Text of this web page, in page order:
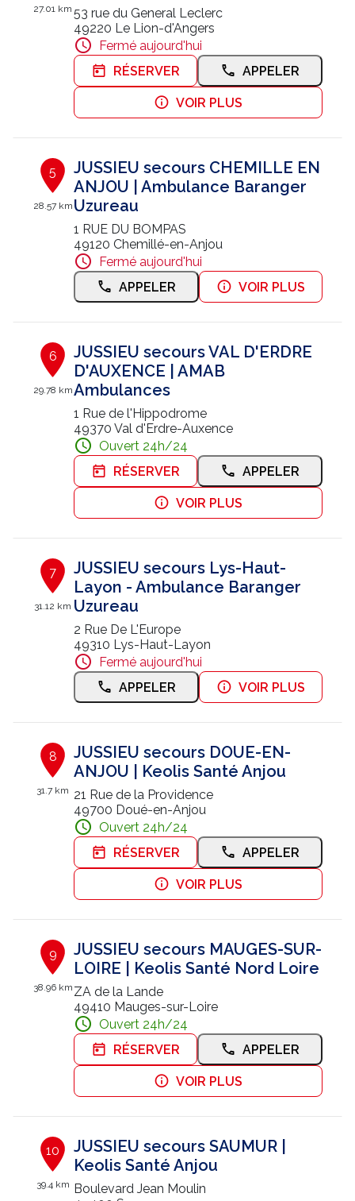
27.01 km 53 rue du General Leclerc
49220 Le Lion-d'Angers
Fermé aujourd'hui
RÉSERVER
APPELER
VOIR PLUS
5
28.57 km
JUSSIEU secours CHEMILLE EN
ANJOU | Ambulance Baranger
Uzureau
1 RUE DU BOMPAS
49120 Chemillé-en-Anjou
Fermé aujourd'hui
APPELER
VOIR PLUS
6
29.78 km
JUSSIEU secours VAL D'ERDRE
D'AUXENCE | AMAB
Ambulances
1 Rue de l'Hippodrome
49370 Val d'Erdre-Auxence
Ouvert 24h/24
RÉSERVER
APPELER
VOIR PLUS
7
31.12 km
JUSSIEU secours Lys-Haut-
Layon - Ambulance Baranger
Uzureau
2 Rue De L'Europe
49310 Lys-Haut-Layon
Fermé aujourd'hui
APPELER
VOIR PLUS
8
31.7 km
JUSSIEU secours DOUE-EN-
ANJOU | Keolis Santé Anjou
21 Rue de la Providence
49700 Doué-en-Anjou
Ouvert 24h/24
RÉSERVER
APPELER
VOIR PLUS
9
38.96 km
JUSSIEU secours MAUGES-SUR-
LOIRE | Keolis Santé Nord Loire
ZA de la Lande
49410 Mauges-sur-Loire
Ouvert 24h/24
RÉSERVER
APPELER
VOIR PLUS
10
39.4 km
JUSSIEU secours SAUMUR |
Keolis Santé Anjou
Boulevard Jean Moulin